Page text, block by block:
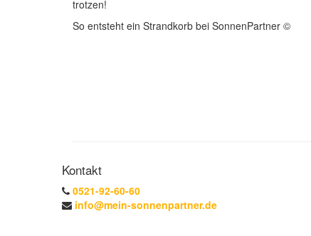
trotzen!
So entsteht ein Strandkorb bei SonnenPartner ©
Kontakt
0521-92-60-60
info@mein-sonnenpartner.de